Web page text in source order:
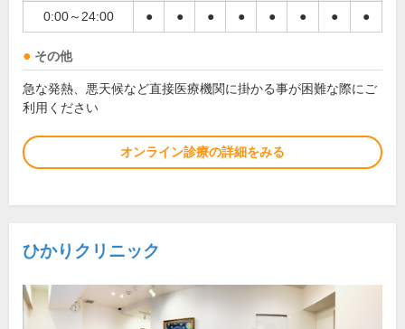
0:00～24:00 ● ● ● ● ● ● ● ●
その他
急な発熱、悪天候など直接医療機関に掛かる事が困難な際にご
利用ください
オンライン診療の詳細をみる
ひかりクリニック